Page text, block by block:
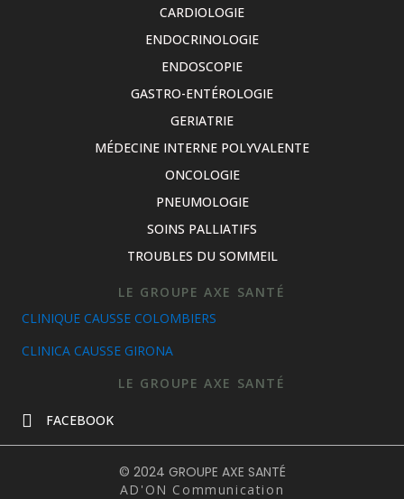
CARDIOLOGIE
ENDOCRINOLOGIE
ENDOSCOPIE
GASTRO-ENTÉROLOGIE
GERIATRIE
MÉDECINE INTERNE POLYVALENTE
ONCOLOGIE
PNEUMOLOGIE
SOINS PALLIATIFS
TROUBLES DU SOMMEIL
LE GROUPE AXE SANTÉ
CLINIQUE CAUSSE COLOMBIERS
CLINICA CAUSSE GIRONA
LE GROUPE AXE SANTÉ
FACEBOOK
© 2024 GROUPE AXE SANTÉ
AD'ON Communication